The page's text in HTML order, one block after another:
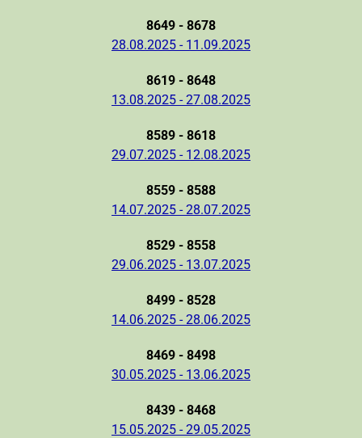
8649 - 8678
28.08.2025 - 11.09.2025
8619 - 8648
13.08.2025 - 27.08.2025
8589 - 8618
29.07.2025 - 12.08.2025
8559 - 8588
14.07.2025 - 28.07.2025
8529 - 8558
29.06.2025 - 13.07.2025
8499 - 8528
14.06.2025 - 28.06.2025
8469 - 8498
30.05.2025 - 13.06.2025
8439 - 8468
15.05.2025 - 29.05.2025